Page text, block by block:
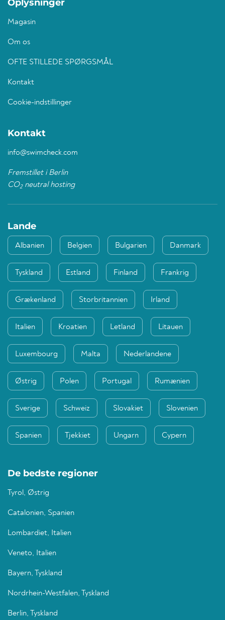
Oplysninger
Magasin
Om os
OFTE STILLEDE SPØRGSMÅL
Kontakt
Cookie-indstillinger
Kontakt
info@swimcheck.com
Fremstillet i Berlin
CO2neutral hosting
Lande
Albanien Belgien Bulgarien Danmark
Tyskland Estland Finland Frankrig
Grækenland Storbritannien Irland
Italien Kroatien Letland Litauen
Luxembourg Malta Nederlandene
Østrig Polen Portugal Rumænien
Sverige Schweiz Slovakiet Slovenien
Spanien Tjekkiet Ungarn Cypern
De bedste regioner
Tyrol, Østrig
Catalonien, Spanien
Lombardiet, Italien
Veneto, Italien
Bayern, Tyskland
Nordrhein-Westfalen, Tyskland
Berlin, Tyskland